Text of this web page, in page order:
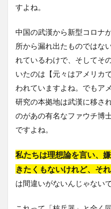
すよね。
中国の武漢から新型コロナ
所から漏れ出たものではな
れているわけで、そしてそ
いたのは【元々はアメリカ
われていますよね。でもア
研究の本拠地は武漢に移さ
のがあの有名なファウチ博
ですよね。
私たちは理想論を言い、
きたくもないけれど、そ
は間違いがないんじゃない